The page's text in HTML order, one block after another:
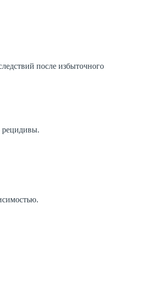
после избыточного
рецидивы.